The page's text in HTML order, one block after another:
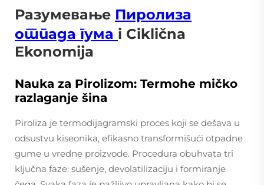
Разумевање Пиролиза
отпада гума i Ciklična
Ekonomija
Nauka za Pirolizom: Termohe mičko
razlaganje šina
Piroliza je termodijagramski proces koji se dešava u
odsustvu kiseonika, efikasno transformišući otpadne
gume u vredne proizvode. Procedura obuhvata tri
ključna faze: sušenje, devolatilizaciju i formiranje